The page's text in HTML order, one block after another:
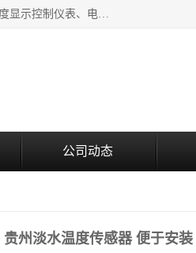
河南新瑞普测控技术有限公司主营：压力变送器、液位变送器、差压变送器、雷达料位计、电容物位计、温度显示控制仪表、电量变送器、流量计、工业自动化系统成套设备。
公司动态
贵州淡水温度传感器 便于安装